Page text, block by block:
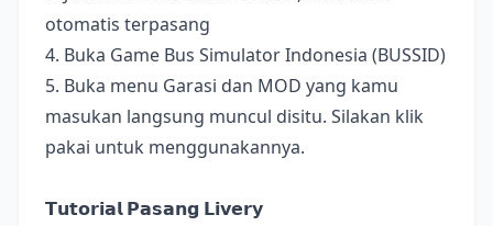
otomatis terpasang
4. Buka Game Bus Simulator Indonesia (BUSSID)
5. Buka menu Garasi dan MOD yang kamu
masukan langsung muncul disitu. Silakan klik
pakai untuk menggunakannya.
𝗧𝘂𝘁𝗼𝗿𝗶𝗮𝗹 𝗣𝗮𝘀𝗮𝗻𝗴 𝗟𝗶𝘃𝗲𝗿𝘆